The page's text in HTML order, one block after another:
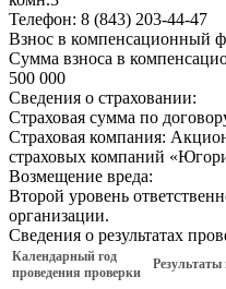
Телефон: 8 (843) 203-44-47
Взнос в компенсационный
Сумма взноса в
500 000
Сведения о страховании:
Страховая сумма по
Страховая компания:
страховых компаний
Возмещение вреда:
Второй уровень
организации.
Сведения о результатах
Календарный год
проведения проверки
Результаты